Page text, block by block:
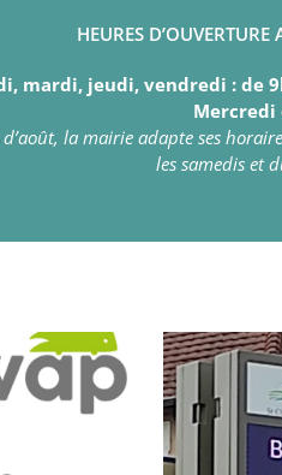
HEURES
mardi, jeudi, vendredi : de
Mercredi
la mairie adapte ses
les samedis et